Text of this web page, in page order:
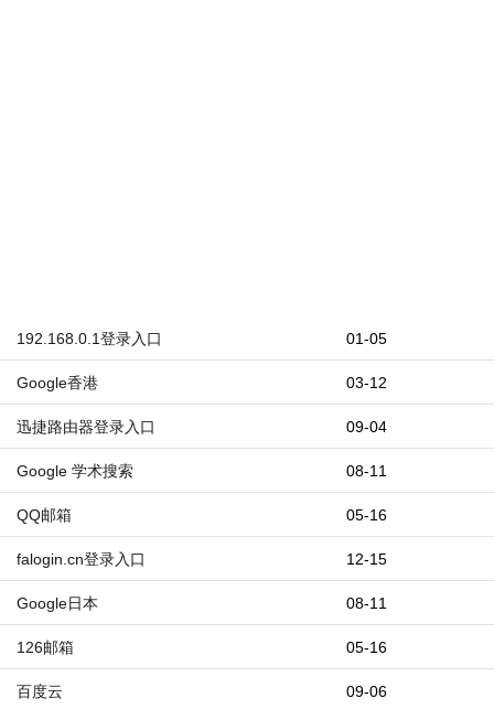
01-05
192.168.0.1登录入口
03-12
Google香港
09-04
迅捷路由器登录入口
08-11
Google 学术搜索
05-16
QQ邮箱
12-15
falogin.cn登录入口
08-11
Google日本
05-16
126邮箱
09-06
百度云